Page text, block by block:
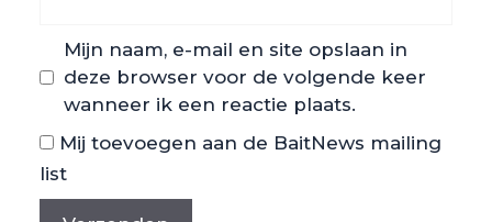
Mijn naam, e-mail en site opslaan in
deze browser voor de volgende keer
wanneer ik een reactie plaats.
Mij toevoegen aan de BaitNews mailing
list